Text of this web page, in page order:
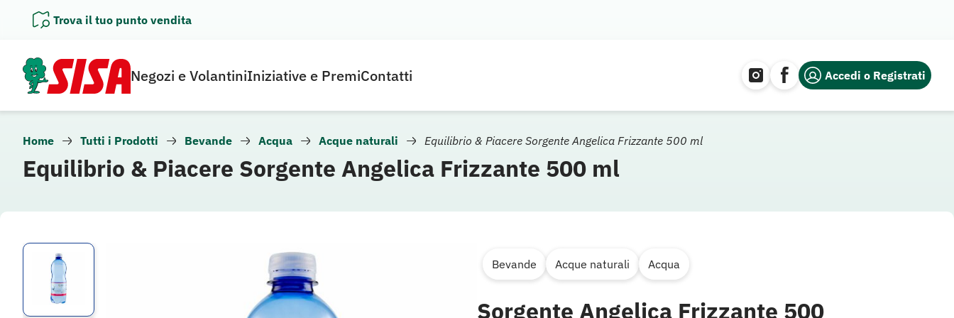
Trova il tuo punto vendita
Negozi e VolantiniIniziative e PremiContatti Accedi o Registrati
Home Tutti i Prodotti Bevande Acqua Acque naturali Equilibrio & Piacere Sorgente Angelica Frizzante 500 ml
Equilibrio & Piacere Sorgente Angelica Frizzante 500 ml
Bevande Acque naturali Acqua
Sorgente Angelica Frizzante 500